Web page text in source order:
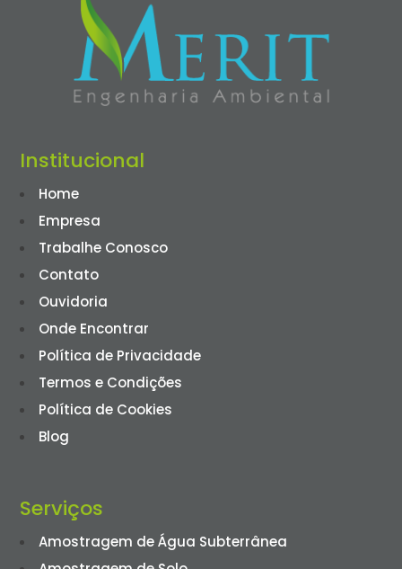
Institucional
Home
Empresa
Trabalhe Conosco
Contato
Ouvidoria
Onde Encontrar
Política de Privacidade
Termos e Condições
Política de Cookies
Blog
Serviços
Amostragem de Água Subterrânea